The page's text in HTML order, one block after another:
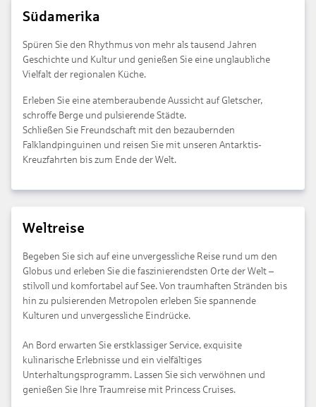
Südamerika
Spüren Sie den Rhythmus von mehr als tausend Jahren
Geschichte und Kultur und genießen Sie eine unglaubliche
Vielfalt der regionalen Küche.
Erleben Sie eine atemberaubende Aussicht auf Gletscher,
schroffe Berge und pulsierende Städte.
Schließen Sie Freundschaft mit den bezaubernden
Falklandpinguinen und reisen Sie mit unseren Antarktis-
Kreuzfahrten bis zum Ende der Welt.
Weltreise
Begeben Sie sich auf eine unvergessliche Reise rund um den
Globus und erleben Sie die faszinierendsten Orte der Welt –
stilvoll und komfortabel auf See. Von traumhaften Stränden bis
hin zu pulsierenden Metropolen erleben Sie spannende
Kulturen und unvergessliche Eindrücke.
An Bord erwarten Sie erstklassiger Service, exquisite
kulinarische Erlebnisse und ein vielfältiges
Unterhaltungsprogramm. Lassen Sie sich verwöhnen und
genießen Sie Ihre Traumreise mit Princess Cruises.